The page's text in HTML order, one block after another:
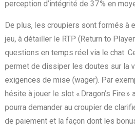
perception d’intégrité de 37 % en
De plus, les croupiers sont formés à
jeu, à détailler le RTP (Return to
questions en temps réel via le chat.
permet de dissiper les doutes sur la
exigences de mise (wager). Par
hésite à jouer le slot « Dragon’s Fire »
pourra demander au croupier de
de paiement et la façon dont les